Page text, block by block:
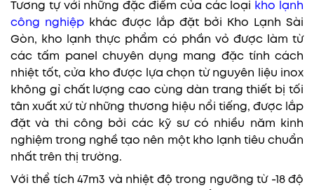
Tương tự với những đặc điểm của các loại kho lạnh
công nghiệp khác được lắp đặt bởi Kho Lạnh Sài
Gòn, kho lạnh thực phẩm có phần vỏ được làm từ
các tấm panel chuyên dụng mang đặc tính cách
nhiệt tốt, cửa kho được lựa chọn từ nguyên liệu inox
không gỉ chất lượng cao cùng dàn trang thiết bị tối
tân xuất xứ từ những thương hiệu nổi tiếng, được lắp
đặt và thi công bởi các kỹ sư có nhiều năm kinh
nghiệm trong nghề tạo nên một kho lạnh tiêu chuẩn
nhất trên thị trường.
Với thể tích 47m3 và nhiệt độ trong ngưỡng từ -18 độ